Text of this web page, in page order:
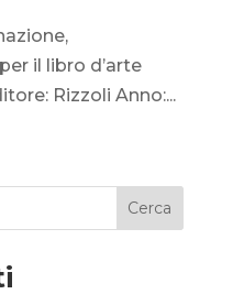
il libro d’arte
Rizzoli Anno:...
Cerca